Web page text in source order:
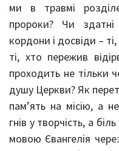
ми в травмі
пророки? Чи
кордони і досвіди –
ті, хто пережив
проходить не тільки
душу Церкви? Як
пам’ять на місію, а
гнів у творчість, а
мовою Євангелія